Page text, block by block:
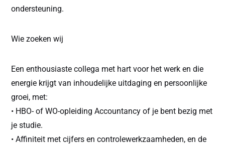
ondersteuning.
Wie zoeken wij
Een enthousiaste collega met hart voor het werk en die
energie krijgt van inhoudelijke uitdaging en persoonlijke
groei, met:
• HBO- of WO-opleiding Accountancy of je bent bezig met
je studie.
• Affiniteit met cijfers en controlewerkzaamheden, en de